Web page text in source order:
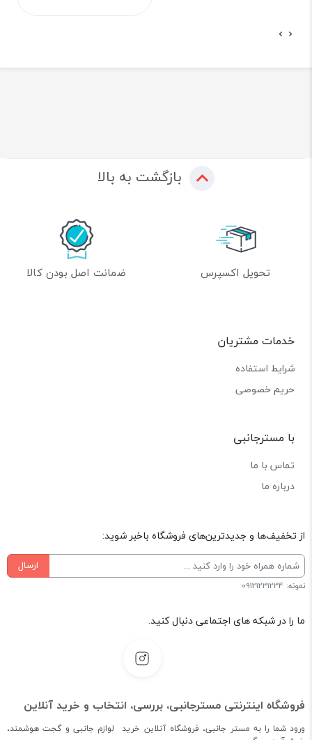
بازگشت به بالا
تحویل اکسپرس ضمانت اصل بودن کالا
خدمات مشتریان
شرایط استفاده
حریم خصوصی
با مسترجانبی
تماس با ما
درباره ما
از تخفیف‌ها و جدیدترین‌های فروشگاه باخبر شوید:
ارسال
نمونه: 09121231234
ما را در شبکه های اجتماعی دنبال کنید.
فروشگاه اینترنتی مسترجانبی، بررسی، انتخاب و خرید آنلاین
ورود شما را به مستر جانبی، فروشگاه آنلاین خرید لوازم جانبی و گجت هوشمند،